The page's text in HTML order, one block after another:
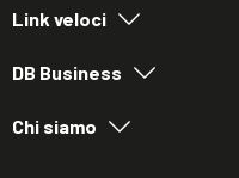
Link veloci
DB Business
Chi siamo